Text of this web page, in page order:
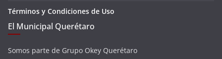
Términos y Condiciones de Uso
El Municipal Querétaro
Somos parte de Grupo Okey Querétaro